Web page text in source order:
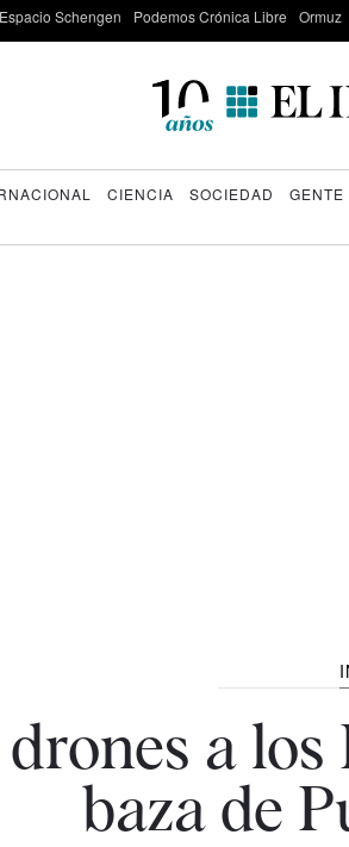
Espacio Schengen Podemos Crónica Libre Ormuz
CIENCIA SOCIEDAD GENTE
a
baza de